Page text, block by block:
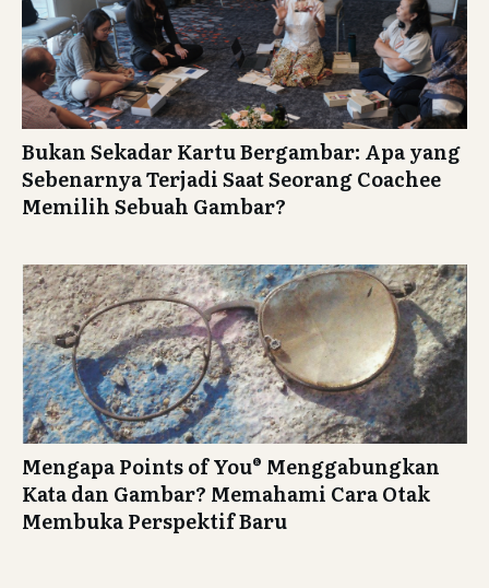
Bukan Sekadar Kartu Bergambar: Apa yang
Sebenarnya Terjadi Saat Seorang Coachee
Memilih Sebuah Gambar?
Mengapa Points of You® Menggabungkan
Kata dan Gambar? Memahami Cara Otak
Membuka Perspektif Baru